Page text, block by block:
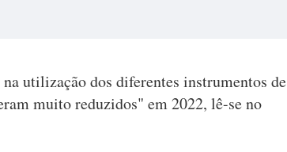
utilização dos diferentes instrumentos de
muito reduzidos" em 2022, lê-se no